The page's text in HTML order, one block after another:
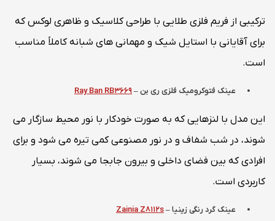
ترکیبی از فریم فلزی طلایی با طراحی کلاسیک و ظاهری لوکس که
برای آقایانی با استایل شیک و مهمانی های شبانه کاملاً مناسب
است.
عینک فتوکرومیک فلزی ری بن–
Ray Ban RB3669
این مدل با لنزهایی که به صورت خودکار با نور محیط سازگار می
شوند، در شب شفاف و در نور مصنوعی کمی تیره می شود و برای
افرادی که بین فضای داخلی و بیرون جابجا می شوند، بسیار
کاربردی است.
عینک گرد رنگی زینیا–
Zainia Z8112s